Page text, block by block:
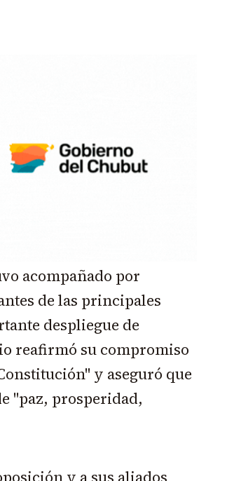
acompañado por
de las principales
despliegue de
reafirmó su compromiso
y aseguró que
"paz, prosperidad,